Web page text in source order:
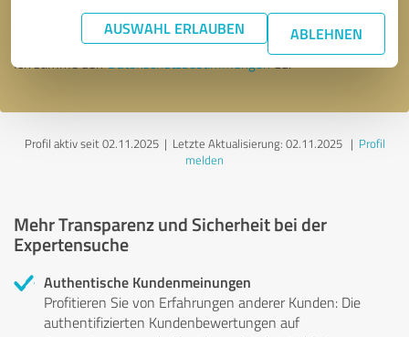
AUSWAHL ERLAUBEN ABLEHNEN
Nachricht senden
Ich stimme denDatenschutzbestimmungenzu.
Profil aktiv seit 02.11.2025 | Letzte Aktualisierung: 02.11.2025| Profil
melden
Mehr Transparenz und Sicherheit bei der
Expertensuche
Authentische Kundenmeinungen
Profitieren Sie von Erfahrungen anderer Kunden: Die
authentifizierten Kundenbewertungen auf